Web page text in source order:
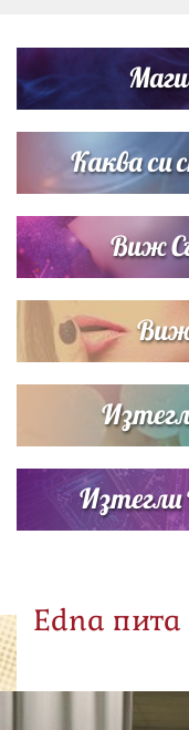
Димов издадоха
Дъщерята на Тодор
Братя Аргирови я
Каква си
Виж
Виж
Изтегли
Edna пита